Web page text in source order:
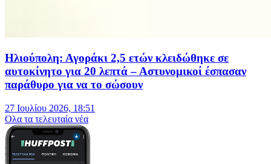
Ηλιούπολη: Αγοράκι 2,5 ετών κλειδώθηκε σε
αυτοκίνητο για 20 λεπτά – Αστυνομικοί έσπασαν
παράθυρο για να το σώσουν
27 Ιουλίου 2026, 18:51
Oλα τα τελευταία νέα